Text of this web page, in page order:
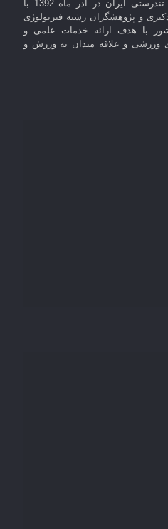
وب سایت فیزیولوژی ورزشی و تندرستی ایران در آذر ماه 1392 با
و پژوهشگران رشته فیزیولوژی
با هدف ارائه خدمات علمی و
ورزشی و علاقه مندان به ورزش و